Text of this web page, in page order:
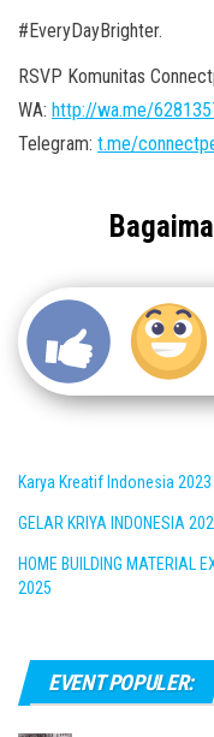
#EveryDayBrighter.
RSVP Komunitas
WA: http://wa.me/
Telegram: t.me/
Karya Kreatif Indonesia 2023
GELAR KRIYA INDONESIA
HOME BUILDING MATERIAL
2025
EVENT POPULER: